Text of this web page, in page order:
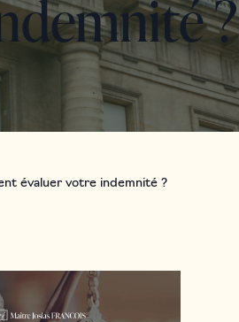
?
évaluer votre indemnité ?